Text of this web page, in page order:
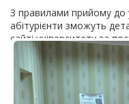
З правилами прийому до
абітурієнти зможуть
сайті університету за